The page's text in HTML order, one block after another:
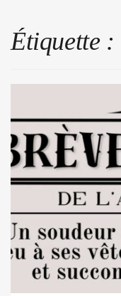
Étiquette :